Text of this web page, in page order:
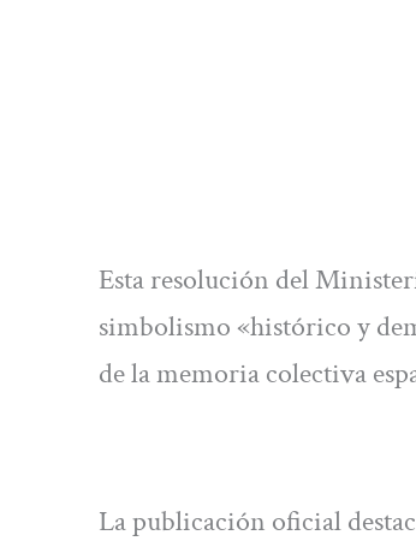
Esta resolución del
simbolismo «histórico y
de la memoria colectiva
La publicación oficial